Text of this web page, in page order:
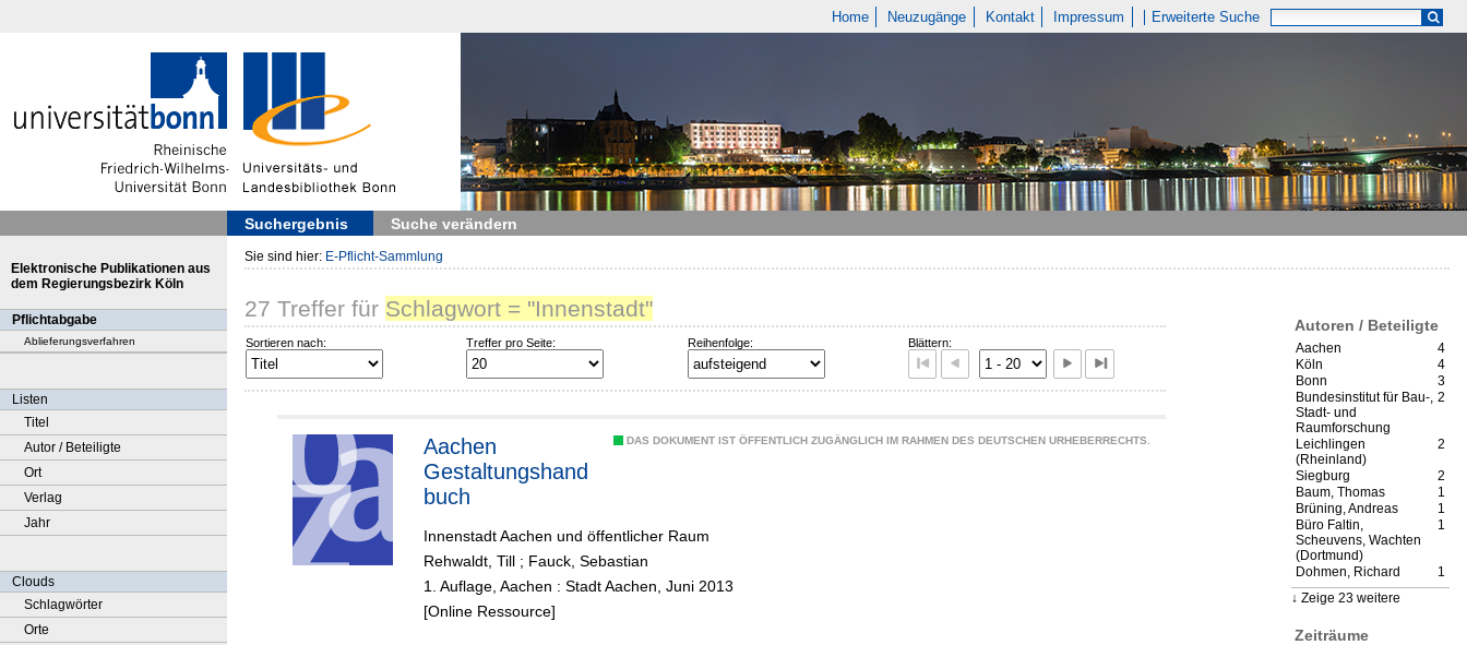
Home Neuzugänge Kontakt Impressum Erweiterte Suche
Suchergebnis Suche verändern
Elektronische Publikationen aus
dem Regierungsbezirk Köln
Pflichtabgabe
Ablieferungsverfahren
Listen
Titel
Autor / Beteiligte
Ort
Verlag
Jahr
Clouds
Schlagwörter
Orte
Sie sind hier: E-Pflicht-Sammlung
Autoren / Beteiligte
4
Aachen
4
Köln
3
Bonn
2
Bundesinstitut für Bau-,
Stadt- und
Raumforschung
2
Leichlingen
(Rheinland)
2
Siegburg
1
Baum, Thomas
1
Brüning, Andreas
1
Büro Faltin,
Scheuvens, Wachten
(Dortmund)
1
Dohmen, Richard
Zeige 23 weitere
Zeiträume
27 Treffer für Schlagwort = "Innenstadt"
Sortieren nach: Treffer pro Seite: Reihenfolge: Blättern:
DAS DOKUMENT IST ÖFFENTLICH ZUGÄNGLICH IM RAHMEN DES DEUTSCHEN URHEBERRECHTS.
Aachen
Gestaltungshand
buch
Innenstadt Aachen und öffentlicher Raum
Rehwaldt, Till ; Fauck, Sebastian
1. Auflage, Aachen : Stadt Aachen, Juni 2013
[Online Ressource]